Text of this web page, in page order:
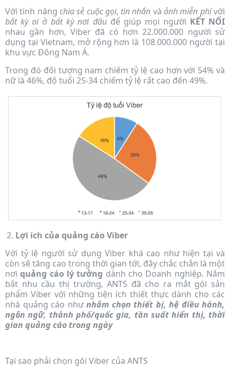
Với tính năng chia sẻ cuộc gọi, tin nhắn vàảnh miễn phívới
bất kỳ ai ởbất kỳ nơi đâu để giúp mọi người KẾT NỐI
nhau gần hơn, Viber đã có hơn 22.000.000 người sử
dụng tại Vietnam, mở rộng hơn là 108.000.000 người tại
khu vực Đông Nam Á.
Trong đó đối tượng nam chiếm tỷ lệ cao hơn với 54% và
nữ là 46%, độ tuổi 25-34 chiếm tỷ lệ rất cao đến 49%.
Lợi ích của quảng cáo Viber
Với tỷ lệ người sử dụng Viber khá cao như hiện tại và
còn sẽ tăng cao trong thời gian tới, đây chắc chắn là một
nơiquảng cáo lý tưởng dành cho Doanh nghiệp. Nắm
bắt nhu cầu thị trường, ANTS đã cho ra mắt gói sản
phẩm Viber với những tiện ích thiết thực dành cho các
nhà quảng cáo nhưnhắm chọn thiết bị, hệ điều hành,
ngôn ngữ, thành phố/quốc gia, tần suất hiển thị, thời
gian quảng cáo trong ngày
Tại sao phải chọn gói Viber của ANTS